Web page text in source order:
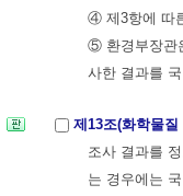
④ 제3항에 따
⑤ 환경부장관
사한 결과를
제13조(화학물
조사 결과를
는 경우에는